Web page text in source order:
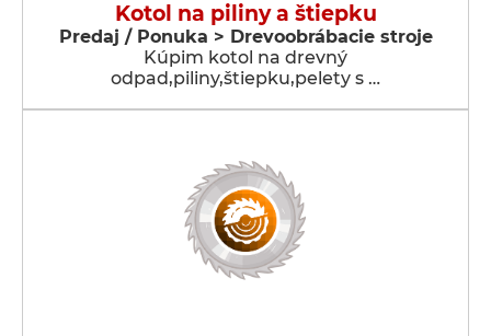
Kotol na piliny a štiepku
Predaj / Ponuka > Drevoobrábacie stroje
Kúpim kotol na drevný
odpad,piliny,štiepku,pelety s …